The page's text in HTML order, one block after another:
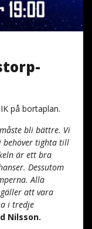
på bortaplan.
bli bättre. Vi
behöver tighta till
är ett bra
Dessutom
Alla
att vara
i tredje
Nilsson.